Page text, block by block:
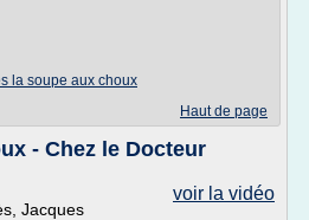
la soupe aux choux
Haut de page
- Chez le Docteur
voir la vidéo
Jacques